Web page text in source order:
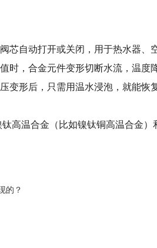
芯自动打开或关闭，用于热水器、
时，合金元件变形切断水流，温度
变形后，只需用温水浸泡，就能恢
高温合金（比如镍钛铜高温合金
的？